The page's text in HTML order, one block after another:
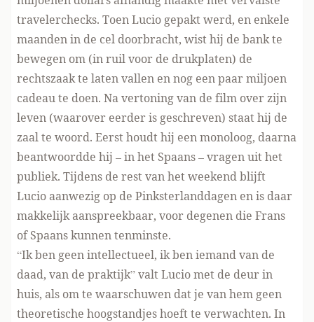
travelerchecks. Toen Lucio gepakt werd, en enkele
maanden in de cel doorbracht, wist hij de bank te
bewegen om (in ruil voor de drukplaten) de
rechtszaak te laten vallen en nog een paar miljoen
cadeau te doen. Na vertoning van de film over zijn
leven (waarover eerder is geschreven) staat hij de
zaal te woord. Eerst houdt hij een monoloog, daarna
beantwoordde hij – in het Spaans – vragen uit het
publiek. Tijdens de rest van het weekend blijft
Lucio aanwezig op de Pinksterlanddagen en is daar
makkelijk aanspreekbaar, voor degenen die Frans
of Spaans kunnen tenminste.
“Ik ben geen intellectueel, ik ben iemand van de
daad, van de praktijk” valt Lucio met de deur in
huis, als om te waarschuwen dat je van hem geen
theoretische hoogstandjes hoeft te verwachten. In